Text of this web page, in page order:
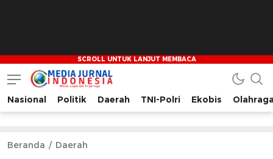
Media Jurnal Indonesia
Bersama Membangun Indonesia
Nasional Politik Daerah TNI-Polri Ekobis
Beranda Daerah